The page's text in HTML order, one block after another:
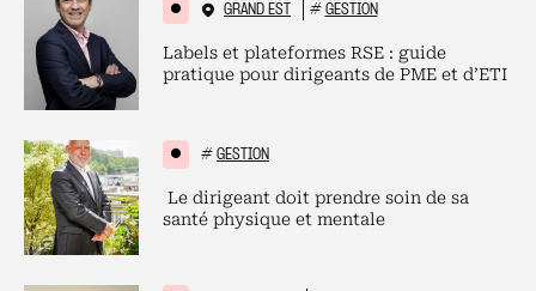
GRAND EST # GESTION
Labels et plateformes RSE : guide
pratique pour dirigeants de PME et d’ETI
# GESTION
Le dirigeant doit prendre soin de sa
santé physique et mentale